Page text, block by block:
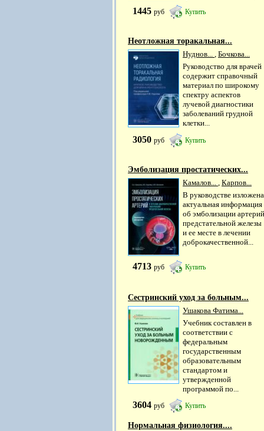
1445 руб Купить
Неотложная торакальная...
Нуднов... , Бочкова...
Руководство для врачей
содержит справочный
материал по широкому
спектру аспектов
лучевой диагностики
заболеваний грудной
клетки...
3050 руб Купить
Эмболизация простатических...
Камалов...
Карпов...
В руководстве изложена
актуальная информация
об эмболизации артерий
предстательной железы
и ее месте в лечении
доброкачественной...
4713 руб Купить
Сестринский уход за больным...
Ушакова Фатима...
Учебник составлен в
соответствии с
федеральным
государственным
образовательным
стандартом и
утвержденной
программой по...
3604 руб Купить
Нормальная физиология....